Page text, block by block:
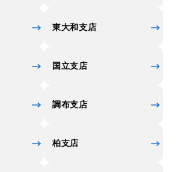
東大和支店
国立支店
調布支店
柏支店